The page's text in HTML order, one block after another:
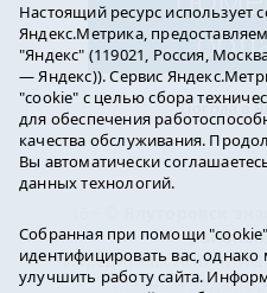
Погода в
района
Учредитель: АНО «ИИЦ
Главный
Настоящий ресурс использует
Яндекс.Метрика,
"Яндекс" (119021, Россия,
— Яндекс)). Сервис
"cookie" с целью сбора
для обеспечения
качества обслуживания.
Вы автоматически
данных технологий.
Собранная при помощи
идентифицировать вас,
улучшить работу сайта.